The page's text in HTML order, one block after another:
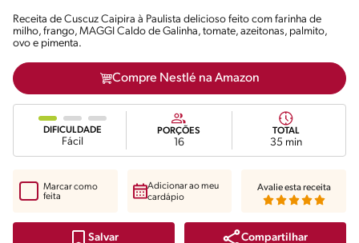
Receita de Cuscuz Caipira à Paulista delicioso feito com farinha de
milho, frango, MAGGI Caldo de Galinha, tomate, azeitonas, palmito,
ovo e pimenta.
Compre Nestlé na Amazon
DIFICULDADE
Fácil
PORÇÕES
16
TOTAL
35 min
Salvar Compartilhar
Marcar como
feita
Adicionar ao meu
cardápio
Avalie esta receita